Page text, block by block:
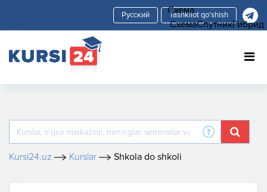
Tashkilot qo'shish
Kursi24.uz Kurslar Shkola do shkoli
Схема
СхемаСпутникГибрид